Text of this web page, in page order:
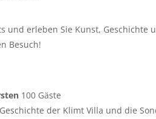
und erleben Sie Kunst, Geschichte
Besuch!
100 Gäste
der Klimt Villa und die